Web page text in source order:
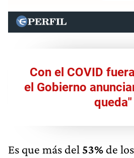
Con el COVID
el Gobierno
queda"
Es que más del 53% de